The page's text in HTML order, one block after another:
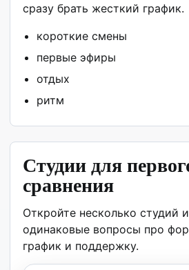
сразу брать жесткий график.
короткие смены
первые эфиры
отдых
ритм
Студии для
сравнения
Откройте несколько студий
одинаковые вопросы про
график и поддержку.